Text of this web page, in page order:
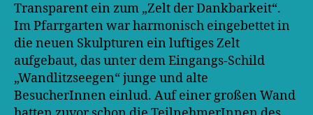
Transparent ein zum „Zelt der Dankbarkeit“.
Im Pfarrgarten war harmonisch eingebettet in
die neuen Skulpturen ein luftiges Zelt
aufgebaut, das unter dem Eingangs-Schild
„Wandlitzseegen“ junge und alte
BesucherInnen einlud. Auf einer großen Wand